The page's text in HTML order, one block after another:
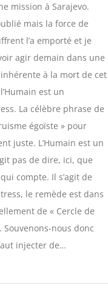
mission à Sarajevo.
mais la force de
l’a emporté et je
agir demain dans une
à la mort de cet
est un
La célèbre phrase de
égoïste » pour
juste. L’Humain est un
pas de dire, ici, que
compte. Il s’agit de
le remède est dans
de « Cercle de
Souvenons-nous donc
injecter de…